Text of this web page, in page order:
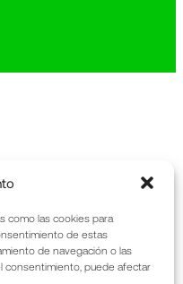
como las cookies para
de estas
de navegación o las
consentimiento, puede afectar